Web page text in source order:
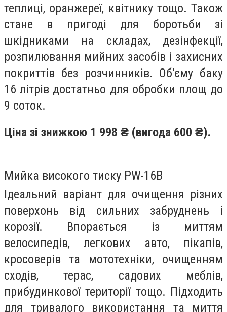
теплиці, оранжереї, квітнику тощо. Також
стане в пригоді для боротьби зі
шкідниками на складах, дезінфекції,
розпилювання мийних засобів і захисних
покриттів без розчинників. Об'єму баку
16 літрів достатньо для обробки площ до
9 соток.
Ціна зі знижкою 1 998 ₴ (вигода 600 ₴).
Мийка високого тиску PW-16B
Ідеальний варіант для очищення різних
поверхонь від сильних забруднень і
корозії. Впорається із миттям
велосипедів, легкових авто, пікапів,
кросоверів та мототехніки, очищенням
сходів, терас, садових меблів,
прибудинкової території тощо. Підходить
для тривалого використання та миття